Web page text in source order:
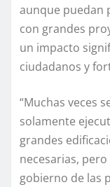
aunque puedan
con grandes
un impacto
ciudadanos y
“Muchas veces
solamente
grandes
necesarias,
gobierno de las